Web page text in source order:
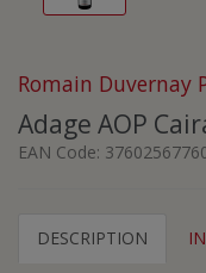
Romain Duvernay
Adage AOP
EAN Code:
DESCRIPTION